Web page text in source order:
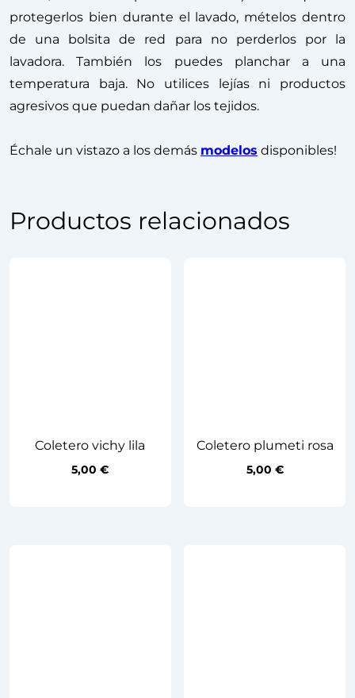
protegerlos bien durante el lavado, mételos dentro
de una bolsita de red para no perderlos por la
lavadora. También los puedes planchar a una
temperatura baja. No utilices lejías ni productos
agresivos que puedan dañar los tejidos.
Échale un vistazo a los demás modelos disponibles!
Productos relacionados
Coletero vichy lila
5,00€
Coletero plumeti rosa
5,00 €